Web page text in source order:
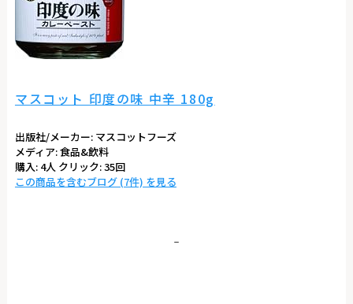
マスコット 印度の味 中辛 180g
出版社/メーカー:マスコットフーズ
メディア:食品&飲料
購入: 4人 クリック: 35回
この商品を含むブログ (7件) を見る